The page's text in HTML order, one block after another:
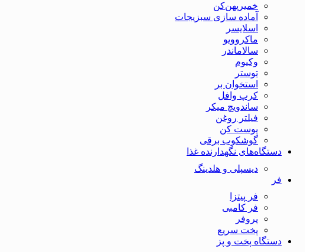
خمیر‌پهن‌کن
آماده سازی سبزیجات
اسلایسر
ماکروویو
سالاماندر
وکیوم
توستر
استخوان بر
کرپ وافل
ساندویچ میکر
فیلتر روغن
پوست کن
گوشکوب برقی
دستگاه‌های نگهدارنده غذا
دیسپلی و هلدینگ
فر
فر پیتزا
فر کامبی
پروفر
پخت سریع
دستگاه‌ پخت و پز